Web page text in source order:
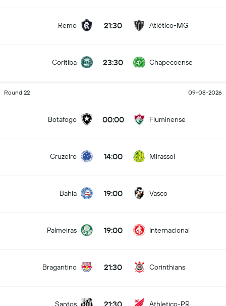
Remo 21:30 Atlético-MG
Coritiba 23:30 Chapecoense
Round 22 09-08-2026
Botafogo 00:00 Fluminense
Cruzeiro 14:00 Mirassol
Bahia 19:00 Vasco
Palmeiras 19:00 Internacional
Bragantino 21:30 Corinthians
Santos 21:30 Athletico-PR